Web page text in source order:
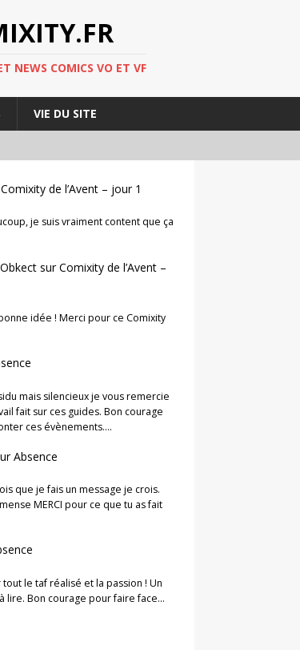
NEWS COMICS VO ET VF
VIE DU SITE
Comixity de l’Avent – jour 1
je suis vraiment content que ça
surComixity de l’Avent –
idée ! Merci pour ce Comixity
mais silencieux je vous remercie
fait sur ces guides. Bon courage
ces évènements.…
Absence
que je fais un message je crois.
MERCI pour ce que tu as fait
le taf réalisé et la passion ! Un
lire. Bon courage pour faire face…